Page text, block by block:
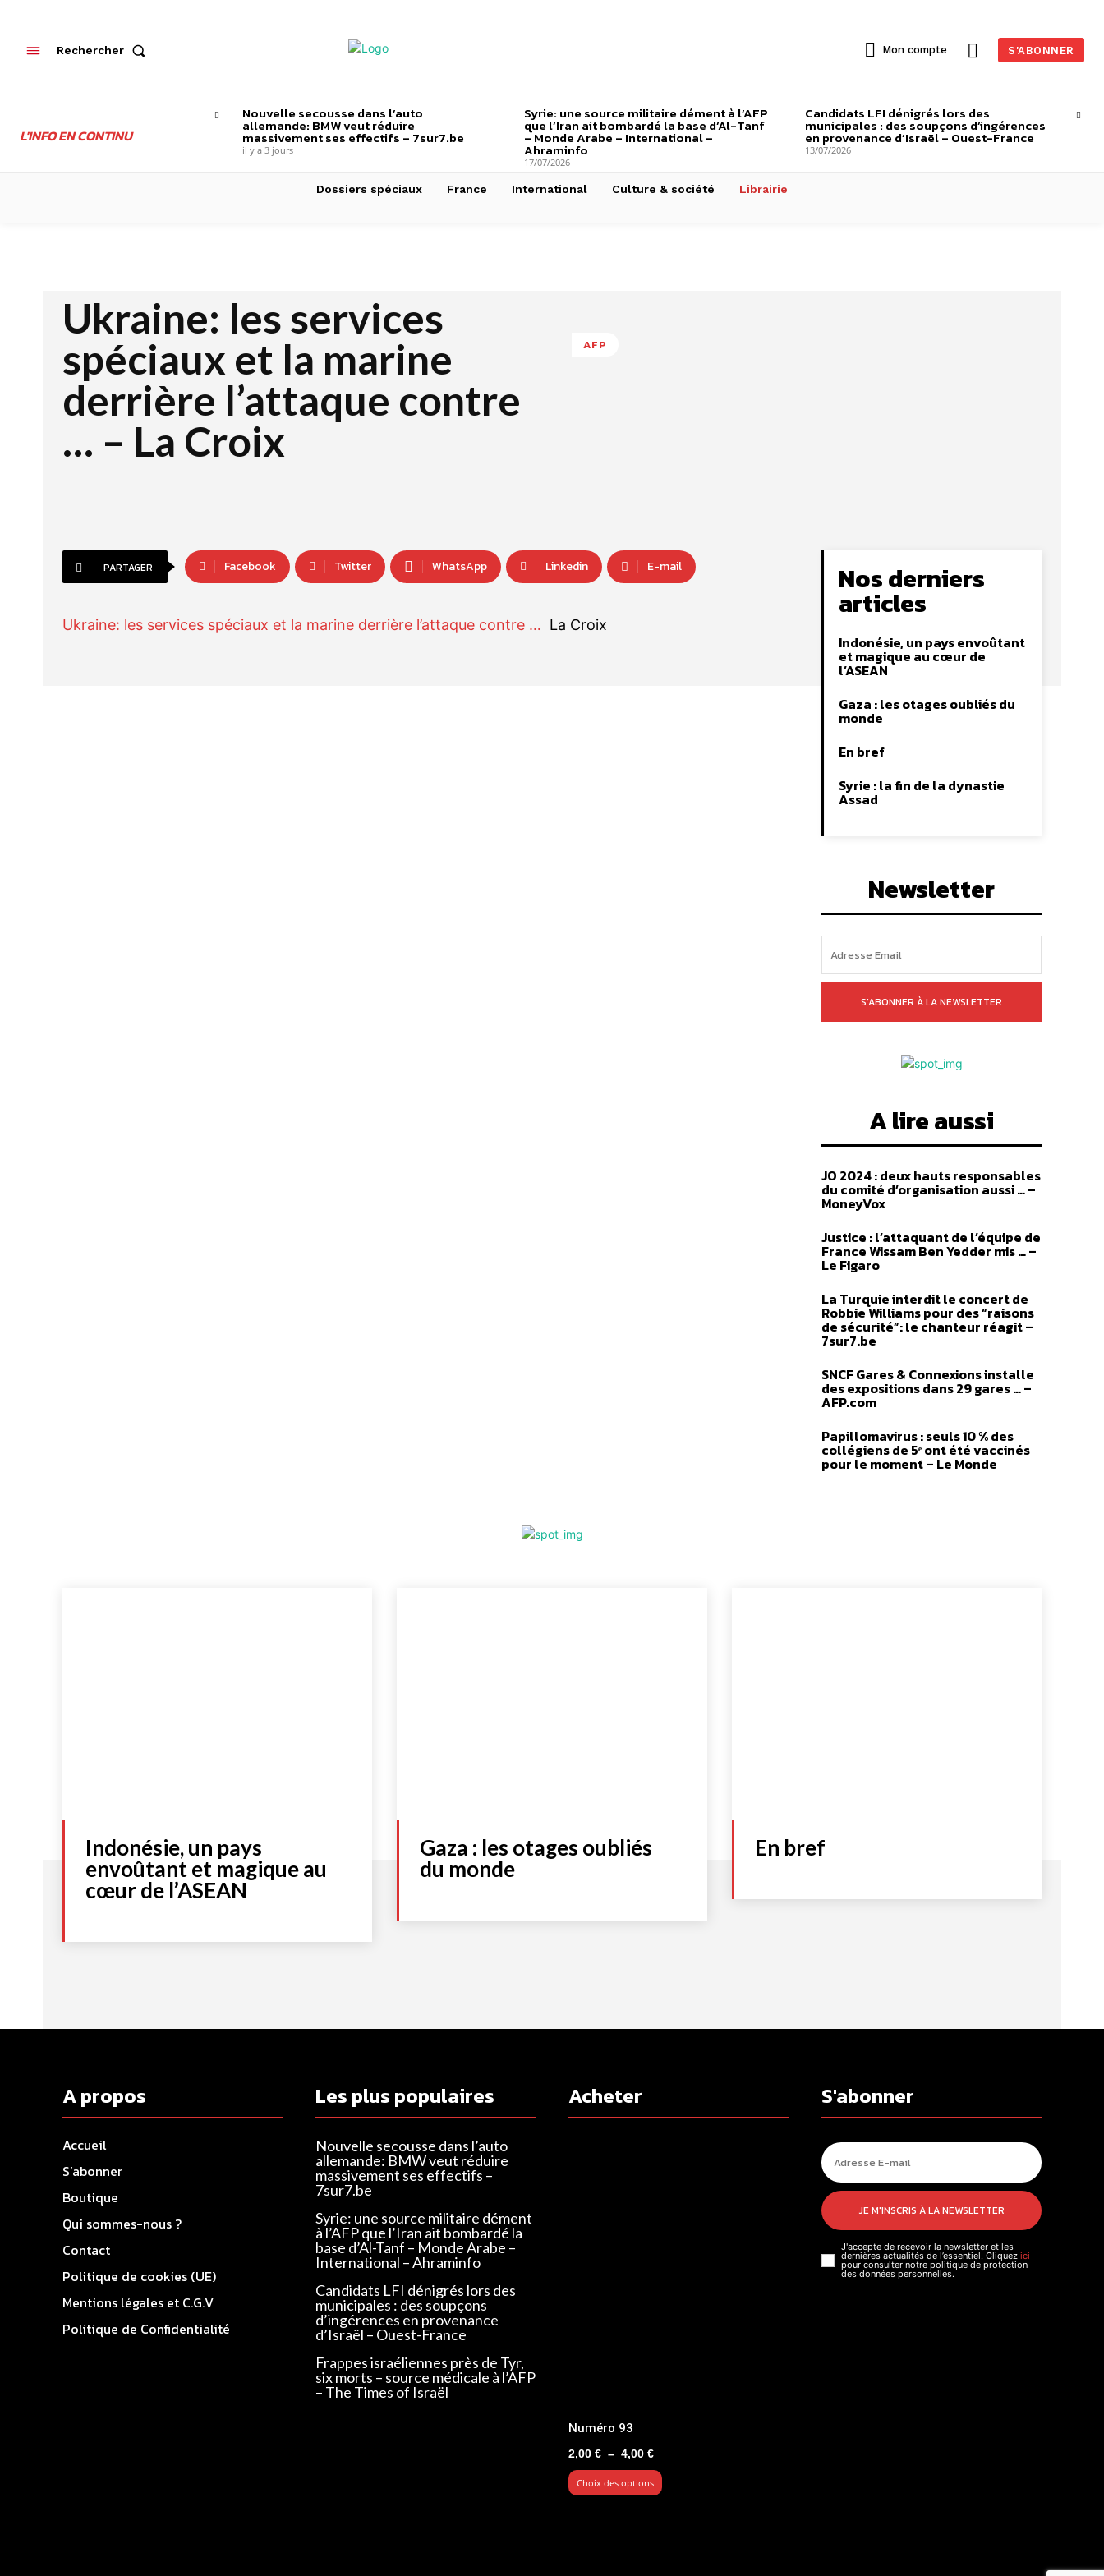
Rechercher Mon compte S'ABONNER
L'INFO EN CONTINU
Nouvelle secousse dans l’auto
allemande: BMW veut réduire
massivement ses effectifs – 7sur7.be
il y a 3 jours
Syrie: une source militaire dément à l’AFP
que l’Iran ait bombardé la base d’Al-Tanf
– Monde Arabe – International –
Ahraminfo
17/07/2026
Candidats LFI dénigrés lors des
municipales : des soupçons d’ingérences
en provenance d’Israël – Ouest-France
13/07/2026
Dossiers spéciaux France International Culture & société Librairie
Ukraine: les services
spéciaux et la marine
derrière l’attaque contre
… – La Croix
AFP
PARTAGER Facebook Twitter WhatsApp Linkedin E-mail
Ukraine: les services spéciaux et la marine derrière l’attaque contre … La Croix
Nos derniers
articles
Indonésie, un pays envoûtant
et magique au cœur de
l’ASEAN
Gaza : les otages oubliés du
monde
En bref
Syrie : la fin de la dynastie
Assad
Newsletter
S'ABONNER À LA NEWSLETTER
A lire aussi
JO 2024 : deux hauts responsables
du comité d’organisation aussi … –
MoneyVox
Justice : l’attaquant de l’équipe de
France Wissam Ben Yedder mis … –
Le Figaro
La Turquie interdit le concert de
Robbie Williams pour des “raisons
de sécurité”: le chanteur réagit –
7sur7.be
SNCF Gares & Connexions installe
des expositions dans 29 gares … –
AFP.com
Papillomavirus : seuls 10 % des
collégiens de 5ᵉ ont été vaccinés
pour le moment – Le Monde
Indonésie, un pays
envoûtant et magique au
cœur de l’ASEAN
Gaza : les otages oubliés
du monde
En bref
A propos
Accueil
S’abonner
Boutique
Qui sommes-nous ?
Contact
Politique de cookies (UE)
Mentions légales et C.G.V
Politique de Confidentialité
Les plus populaires
Nouvelle secousse dans l’auto
allemande: BMW veut réduire
massivement ses effectifs –
7sur7.be
Syrie: une source militaire dément
à l’AFP que l’Iran ait bombardé la
base d’Al-Tanf – Monde Arabe –
International – Ahraminfo
Candidats LFI dénigrés lors des
municipales : des soupçons
d’ingérences en provenance
d’Israël – Ouest-France
Frappes israéliennes près de Tyr,
six morts – source médicale à l’AFP
– The Times of Israël
Acheter
Numéro 93
2,00 € – 4,00 €Plage
de
prix :
Choix des options
S'abonner
JE M'INSCRIS À LA NEWSLETTER
J'accepte de recevoir la newsletter et les
dernières actualités de l’essentiel. Cliquez ici
pour consulter notre politique de protection
des données personnelles.